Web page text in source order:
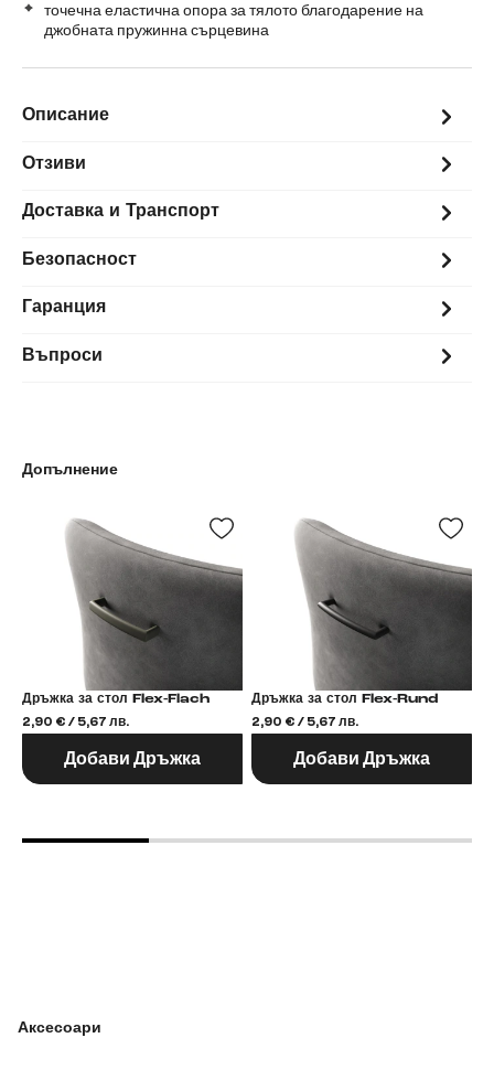
точечна еластична опора за тялото благодарение на
джобната пружинна сърцевина
Описание
Отзиви
Доставка и Транспорт
Безопасност
Гаранция
Въпроси
Допълнение
Дръжка за стол Flex-Flach
2,90 € / 5,67 лв.
Добави Дръжка
Дръжка за стол Flex-Rund
2,90 € / 5,67 лв.
Добави Дръжка
Аксесоари